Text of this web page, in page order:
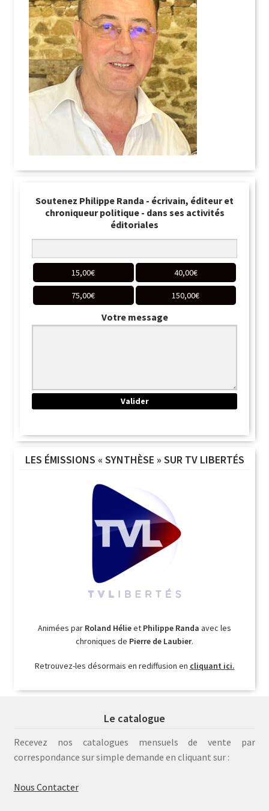
Soutenez Philippe Randa - écrivain, éditeur et
chroniqueur politique - dans ses activités
éditoriales
15,00€ 40,00€
75,00€ 150,00€
Votre message
LES ÉMISSIONS « SYNTHÈSE » SUR TV LIBERTÉS
Animées par Roland Hélieet Philippe Randa avec les
chroniques de Pierre de Laubier.
Retrouvez-les désormais en rediffusion en cliquant ici.
Le catalogue
Recevez nos catalogues mensuels de vente par
correspondance sur simple demande en cliquant sur :
Nous Contacter